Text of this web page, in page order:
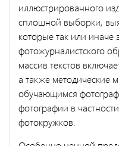
иллюстрированного
сплошной выборки,
которые так или иначе
фотожурналистского
массив текстов
а также методические
обучающимся
фотографии в
фотокружков.